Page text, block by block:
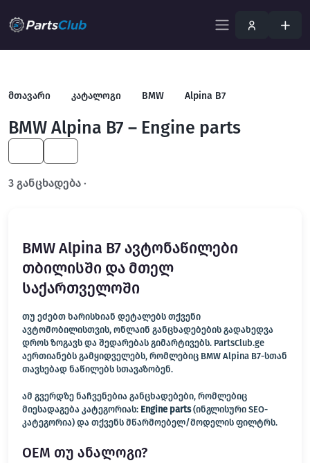
მთავარი კატალოგი BMW Alpina B7
BMW Alpina B7 – Engine parts
3 განცხადება ·
BMW Alpina B7 ავტონაწილები
თბილისში და მთელ
საქართველოში
თუ ეძებთ ხარისხიან დეტალებს თქვენი
ავტომობილისთვის, ონლაინ განცხადებების გადახედვა
დროს ზოგავს და შედარებას გიმარტივებს. PartsClub.ge
აერთიანებს გამყიდველებს, რომლებიც BMW Alpina B7-სთან
თავსებად ნაწილებს სთავაზობენ.
ამ გვერდზე ნაჩვენებია განცხადებები, რომლებიც
მიესადაგება კატეგორიას: Engine parts(ინგლისური SEO-
კატეგორია) და თქვენს მწარმოებელ/მოდელის ფილტრს.
OEM თუ ანალოგი?